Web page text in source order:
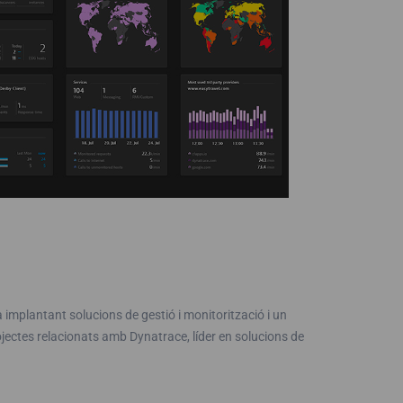
implantant solucions de gestió i monitorització i un
relacionats amb Dynatrace, líder en solucions de